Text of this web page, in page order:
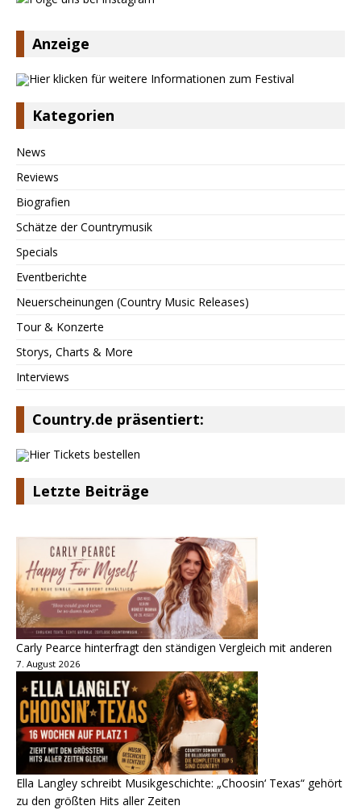
Anzeige
Kategorien
News
Reviews
Biografien
Schätze der Countrymusik
Specials
Eventberichte
Neuerscheinungen (Country Music Releases)
Tour & Konzerte
Storys, Charts & More
Interviews
Country.de präsentiert:
Letzte Beiträge
Carly Pearce hinterfragt den ständigen Vergleich mit anderen
7. August 2026
Ella Langley schreibt Musikgeschichte: „Choosin‘ Texas“ gehört
zu den größten Hits aller Zeiten